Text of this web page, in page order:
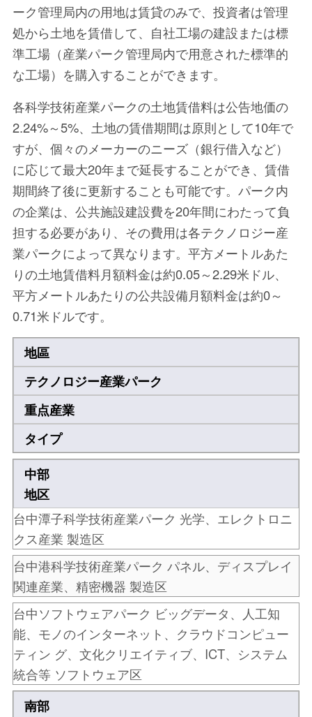
ーク管理局内の用地は賃貸のみで、投資者は管理
処から土地を賃借して、自社工場の建設または標
準工場（産業パーク管理局内で用意された標準的
な工場）を購入することができます。
各科学技術産業パークの土地賃借料は公告地価の
2.24%～5%、土地の賃借期間は原則として10年で
すが、個々のメーカーのニーズ（銀行借入など）
に応じて最大20年まで延長することができ、賃借
期間終了後に更新することも可能です。パーク内
の企業は、公共施設建設費を20年間にわたって負
担する必要があり、その費用は各テクノロジー産
業パークによって異なります。平方メートルあた
りの土地賃借料月額料金は約0.05～2.29米ドル、
平方メートルあたりの公共設備月額料金は約0～
0.71米ドルです。
地區
テクノロジー産業パーク
重点産業
タイプ
中部
地区
台中潭子科学技術産業パーク 光学、エレクトロニ
クス産業 製造区
台中港科学技術産業パーク パネル、ディスプレイ
関連産業、精密機器 製造区
台中ソフトウェアパーク ビッグデータ、人工知
能、モノのインターネット、クラウドコンピュー
ティン グ、文化クリエイティブ、ICT、システム
統合等 ソフトウェア区
南部